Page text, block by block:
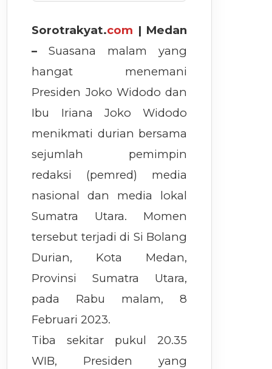
Sorotrakyat.com | Medan
–Suasana malam yang
hangat menemani
Presiden Joko Widodo dan
Ibu Iriana Joko Widodo
menikmati durian bersama
sejumlah pemimpin
redaksi (pemred) media
nasional dan media lokal
Sumatra Utara. Momen
tersebut terjadi di Si Bolang
Durian, Kota Medan,
Provinsi Sumatra Utara,
pada Rabu malam, 8
Februari 2023.
Tiba sekitar pukul 20.35
WIB, Presiden yang